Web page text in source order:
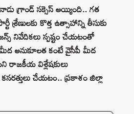
గ్రాండ్ సక్సెస్ అయ్యింది.. గత
కొత్త ఉత్సాహాన్ని తీసుకు
నివేదికలు స్పష్టం చేయటంతో
అనుకూలత కంటే వైసీపీ మీద
రాజకీయ విశ్లేషకులు
చేయటం.. ప్రకాశం జిల్లా